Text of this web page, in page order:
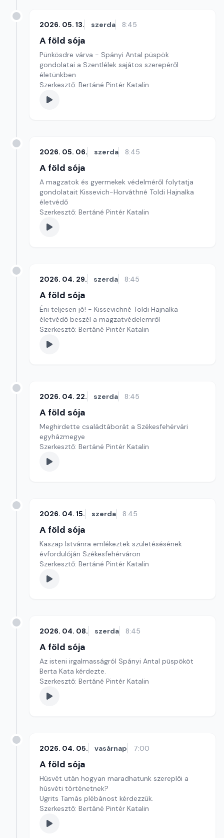
2026. 05. 13. szerda 8:45
A föld sója
Pünkösdre várva - Spányi Antal püspök
gondolatai a Szentlélek sajátos szerepéről
életünkben
Szerkesztő: Bertáné Pintér Katalin
2026. 05. 06. szerda 8:45
A föld sója
A magzatok és gyermekek védelméről folytatja
gondolatait Kissevich-Horváthné Toldi Hajnalka
életvédő
Szerkesztő: Bertáné Pintér Katalin
2026. 04. 29. szerda 8:45
A föld sója
Éni teljesen jó! - Kissevichné Toldi Hajnalka
életvédő beszél a magzatvédelemről
Szerkesztő: Bertáné Pintér Katalin
2026. 04. 22. szerda 8:45
A föld sója
Meghirdette családtáborát a Székesfehérvári
egyházmegye
Szerkesztő: Bertáné Pintér Katalin
2026. 04. 15. szerda 8:45
A föld sója
Kaszap Istvánra emlékeztek születésésének
évfordulóján Székesfehérváron
Szerkesztő: Bertáné Pintér Katalin
2026. 04. 08. szerda 8:45
A föld sója
Az isteni irgalmasságról Spányi Antal püspököt
Berta Kata kérdezte.
Szerkesztő: Bertáné Pintér Katalin
2026. 04. 05. vasárnap 7:00
A föld sója
Húsvét után hogyan maradhatunk szereplői a
húsvéti történetnek?
Ugrits Tamás plébánost kérdezzük.
Szerkesztő: Bertáné Pintér Katalin